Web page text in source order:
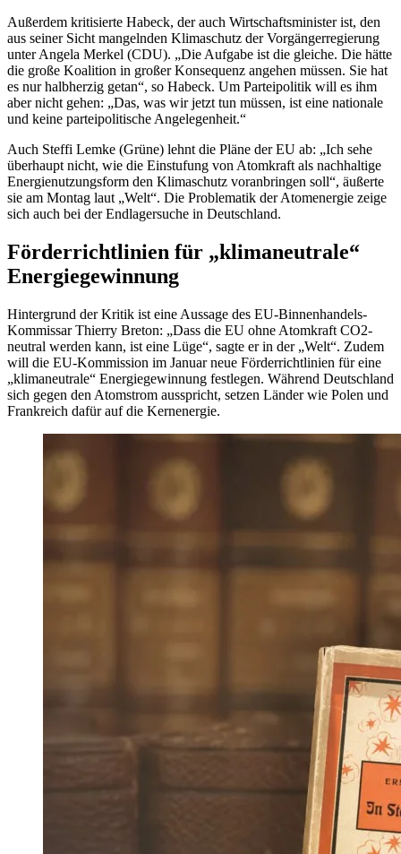
Außerdem kritisierte Habeck, der auch Wirtschaftsminister ist, den
aus seiner Sicht mangelnden Klimaschutz der Vorgängerregierung
unter Angela Merkel (CDU). „Die Aufgabe ist die gleiche. Die hätte
die große Koalition in großer Konsequenz angehen müssen. Sie hat
es nur halbherzig getan“, so Habeck. Um Parteipolitik will es ihm
aber nicht gehen: „Das, was wir jetzt tun müssen, ist eine nationale
und keine parteipolitische Angelegenheit.“
Auch Steffi Lemke (Grüne) lehnt die Pläne der EU ab: „Ich sehe
überhaupt nicht, wie die Einstufung von Atomkraft als nachhaltige
Energienutzungsform den Klimaschutz voranbringen soll“, äußerte
sie am Montag laut „Welt“. Die Problematik der Atomenergie zeige
sich auch bei der Endlagersuche in Deutschland.
Förderrichtlinien für „klimaneutrale“
Energiegewinnung
Hintergrund der Kritik ist eine Aussage des EU-Binnenhandels-
Kommissar Thierry Breton: „Dass die EU ohne Atomkraft CO2-
neutral werden kann, ist eine Lüge“, sagte er in der „Welt“. Zudem
will die EU-Kommission im Januar neue Förderrichtlinien für eine
„klimaneutrale“ Energiegewinnung festlegen. Während Deutschland
sich gegen den Atomstrom ausspricht, setzen Länder wie Polen und
Frankreich dafür auf die Kernenergie.